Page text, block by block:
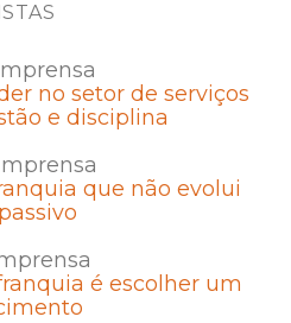
no setor de serviços
e disciplina
que não evolui
é escolher um